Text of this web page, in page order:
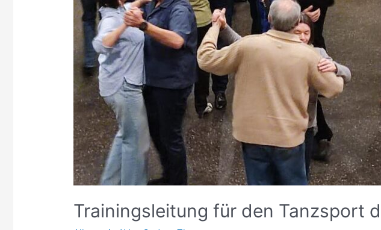
Trainingsleitung für den Tanzsport